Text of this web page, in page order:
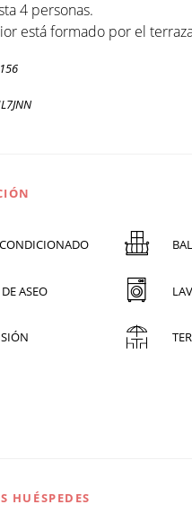
4 personas.
está formado por el
ASEO
HUÉSPEDES